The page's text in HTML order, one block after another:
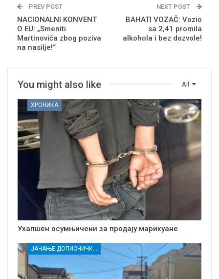
PREV POST
NACIONALNI KONVENT
O EU: „Smeniti
Martinovića zbog poziva
na nasilje!“
NEXT POST
BAHATI VOZAČ: Vozio
sa 2,41 promila
alkohola i bez dozvole!
All
You might also like
ХРОНИКА
Ухапшен осумњичени за продају марихуане
ЈАЧАЊЕ ДОПИСНИЧКЕ МРЕЖЕ НЕЗАВИСНИХ МЕДИЈА У РАСИНСКОМ ОКРУГУ